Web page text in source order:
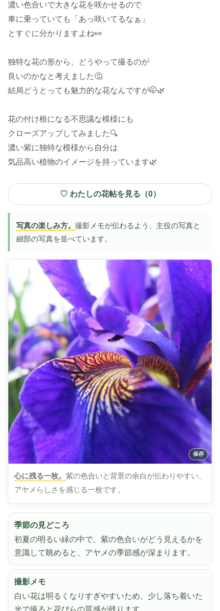
濃い色合いで大きな花を咲かせるので
車に乗っていても「あっ咲いてるなぁ」
とすぐに分かりますよね👀
独特な花の形から、どうやって撮るのが
良いのかなと考えました🤔
結局どうとっても魅力的な花なんですが🤭🌿
花の付け根になる不思議な模様にも
クローズアップしてみました🔍️
濃い紫に独特な模様から自分は
気品高い植物のイメージを持っています🌿
♡ わたしの花帖を見る（0）
写真の楽しみ方。 撮影メモが伝わるよう、主役の写真と
細部の写真を並べています。
心に残る一枚。 紫の色合いと背景の余白が伝わりやすい、
アヤメらしさを感じる一枚です。
季節の見どころ
初夏の明るい緑の中で、紫の色合いがどう見えるかを
意識して眺めると、アヤメの季節感が深まります。
撮影メモ
白い花は明るくなりすぎやすいため、少し落ち着いた
光で撮ると花びらの質感が残ります。